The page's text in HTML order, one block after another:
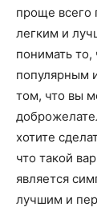
проще всего
легким и
понимать то,
популярным
том, что вы
хотите
что такой
является
лучшим и